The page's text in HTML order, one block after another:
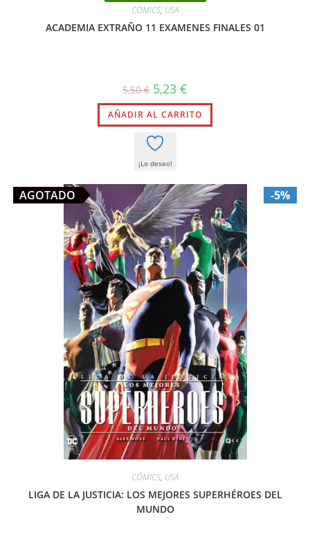
CÓMICS, USA
ACADEMIA EXTRAÑO 11 EXAMENES FINALES 01
5,50€ El
precio
original
era:
5,50 €.
5,23 €
actual
es:
5,23 €.
AÑADIR AL CARRITO
¡Lo deseo!
-5%
AGOTADO
CÓMICS, USA
LIGA DE LA JUSTICIA: LOS MEJORES SUPERHÉROES DEL
MUNDO